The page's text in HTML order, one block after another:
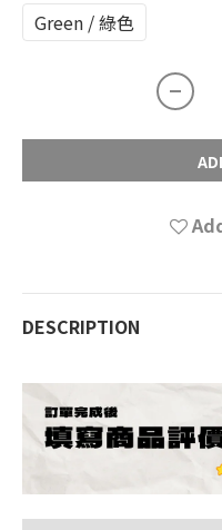
Green / 綠色
DESCRIPTION